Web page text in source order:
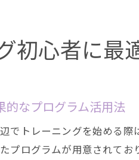
初心者に最
的なプログラム活用法
でトレーニングを始める
プログラムが用意されて